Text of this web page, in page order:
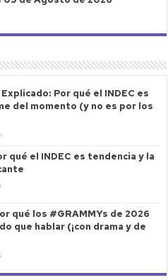
Por qué el INDEC es
del momento (y no es por los
qué el INDEC es tendencia y la
qué los #GRAMMYs de 2026
que hablar (¡con drama y de